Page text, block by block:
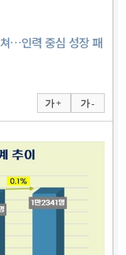
…인력 중심 성장 패
가 + 가 -